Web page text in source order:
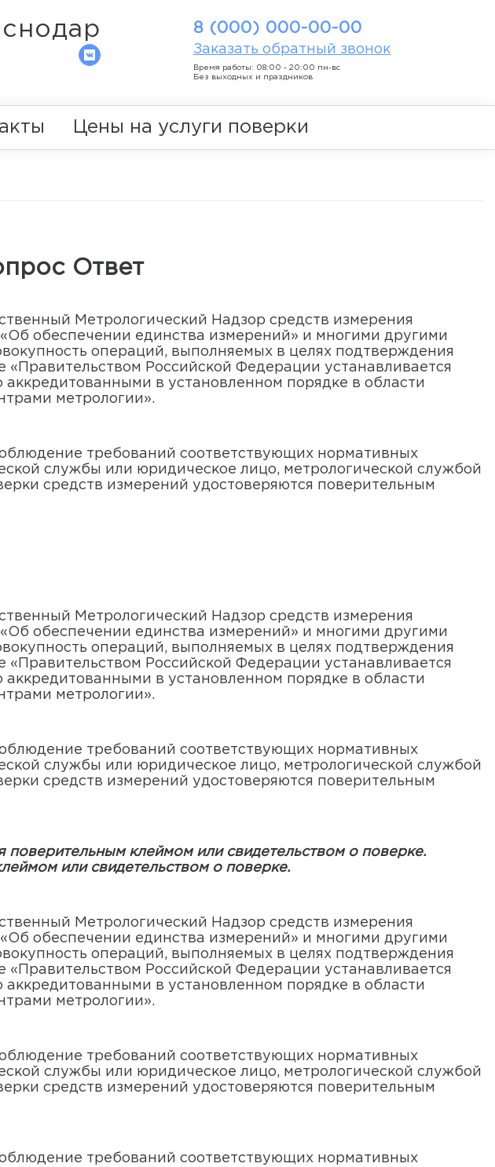
8 (000) 000-00-00
Заказать обратный звонок
Время работы: 08:00 - 20:00 пн-вс
Без выходных и праздников
Цены на услуги поверки
Ответ
Метрологический Надзор средств измерения
обеспечении единства измерений» и многими другими
операций, выполняемых в целях подтверждения
Российской Федерации устанавливается
в установленном порядке в области
метрологии».
требований соответствующих нормативных
службы или юридическое лицо, метрологической службой
средств измерений удостоверяются поверительным
Метрологический Надзор средств измерения
обеспечении единства измерений» и многими другими
операций, выполняемых в целях подтверждения
Российской Федерации устанавливается
в установленном порядке в области
метрологии».
требований соответствующих нормативных
службы или юридическое лицо, метрологической службой
средств измерений удостоверяются поверительным
клеймом или свидетельством о поверке.
или свидетельством о поверке.
Метрологический Надзор средств измерения
обеспечении единства измерений» и многими другими
операций, выполняемых в целях подтверждения
Российской Федерации устанавливается
в установленном порядке в области
метрологии».
требований соответствующих нормативных
службы или юридическое лицо, метрологической службой
средств измерений удостоверяются поверительным
требований соответствующих нормативных